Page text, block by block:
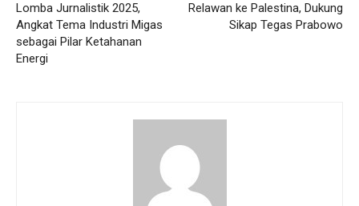
Lomba Jurnalistik 2025,
Angkat Tema Industri Migas
sebagai Pilar Ketahanan
Energi
Relawan ke Palestina, Dukung
Sikap Tegas Prabowo